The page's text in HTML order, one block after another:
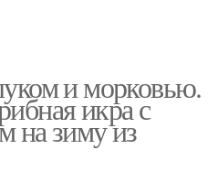
и морковью.
икра с
на зиму из